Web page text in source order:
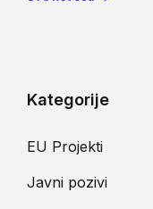
Kategorije
EU Projekti
Javni pozivi